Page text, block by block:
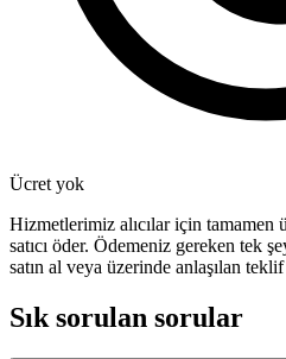
Ücret yok
Hizmetlerimiz alıcılar için
satıcı öder. Ödemeniz gereken tek
satın al veya üzerinde anlaşılan
Sık sorulan sorular